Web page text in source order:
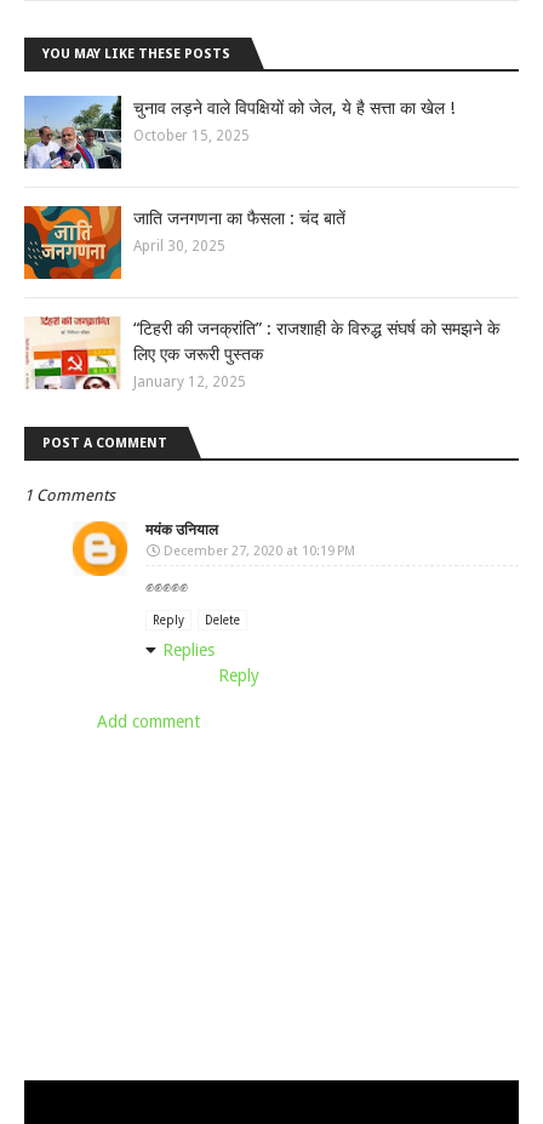
YOU MAY LIKE THESE POSTS
चुनाव लड़ने वाले विपक्षियों को जेल, ये है सत्ता का खेल !
October 15, 2025
जाति जनगणना का फैसला : चंद बातें
April 30, 2025
“टिहरी की जनक्रांति” : राजशाही के विरुद्ध संघर्ष को समझने के
लिए एक जरूरी पुस्तक
January 12, 2025
POST A COMMENT
1 Comments
मयंक उनियाल
December 27, 2020 at 10:19 PM
✊✊✊✊✊
Reply Delete
Replies
Reply
Add comment